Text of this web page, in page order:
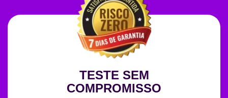
TESTE SEM
COMPROMISSO